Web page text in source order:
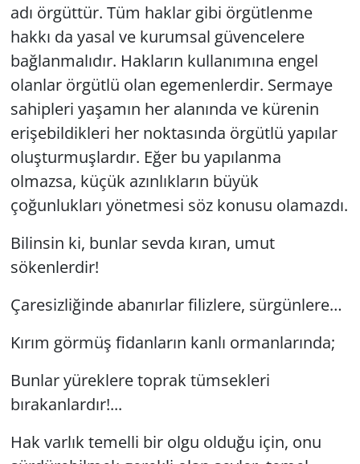
adı örgüttür. Tüm haklar gibi örgütlenme
hakkı da yasal ve kurumsal güvencelere
bağlanmalıdır. Hakların kullanımına engel
olanlar örgütlü olan egemenlerdir. Sermaye
sahipleri yaşamın her alanında ve kürenin
erişebildikleri her noktasında örgütlü yapılar
oluşturmuşlardır. Eğer bu yapılanma
olmazsa, küçük azınlıkların büyük
çoğunlukları yönetmesi söz konusu olamazdı.
Bilinsin ki, bunlar sevda kıran, umut
sökenlerdir!
Çaresizliğinde abanırlar filizlere, sürgünlere…
Kırım görmüş fidanların kanlı ormanlarında;
Bunlar yüreklere toprak tümsekleri
bırakanlardır!...
Hak varlık temelli bir olgu olduğu için, onu